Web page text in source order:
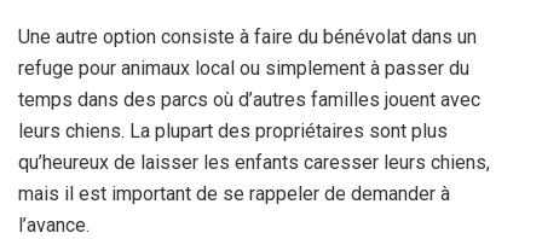
Une autre option consiste à faire du bénévolat dans un
refuge pour animaux local ou simplement à passer du
temps dans des parcs où d’autres familles jouent avec
leurs chiens. La plupart des propriétaires sont plus
qu’heureux de laisser les enfants caresser leurs chiens,
mais il est important de se rappeler de demander à
l’avance.